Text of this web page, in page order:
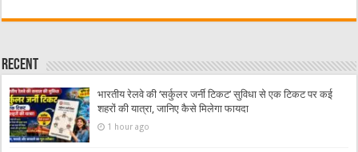
Recent
भारतीय रेलवे की ‘सर्कुलर जर्नी टिकट’ सुविधा से एक टिकट पर कई
शहरों की यात्रा, जानिए कैसे मिलेगा फायदा
1 hour ago